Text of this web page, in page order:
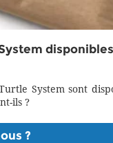
disponibles
System sont
ils ?
?